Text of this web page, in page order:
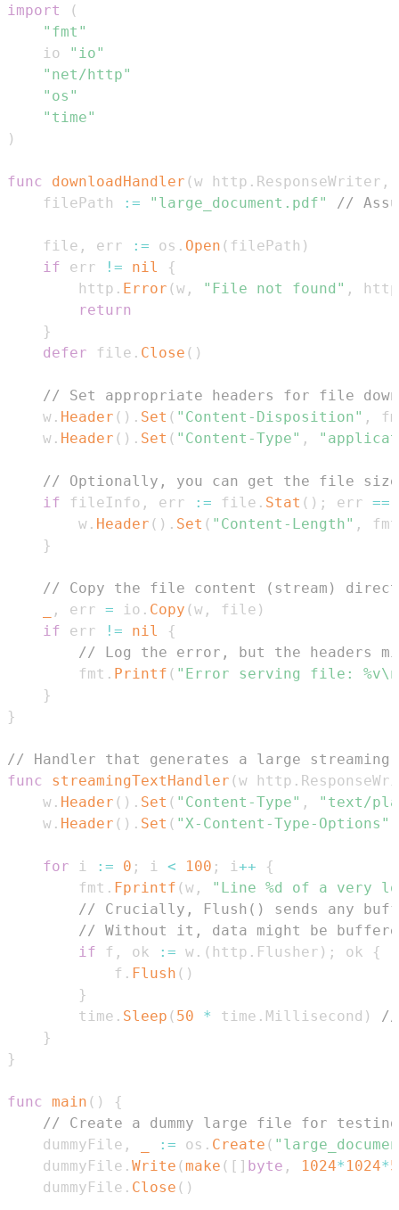
import
(
"fmt"
	io
"io"
"net/http"
"os"
"time"
)
func downloadHandler (w http . ResponseWriter ,
	filePath
:= "large_document.pdf" //
	file
, err := os . Open ( filePath )
if err != nil
{
		http
. Error (w , "File not found" ,
http
return
}
defer file . Close ( )
// Set appropriate headers for file
	w
. Header ( ) . Set ( "Content-Disposition" ,
	w
. Header ( ) . Set ( "Content-Type" ,
// Optionally, you can get the file size
if fileInfo , err := file . Stat ( ) ; err ==
		w
. Header ( ) . Set ( "Content-Length" ,
fmt
}
// Copy the file content (stream)
, err = io . Copy (w , file )
if err != nil
{
// Log the error, but the headers
		fmt
. Printf ( "Error serving file:
}
}
// Handler that generates a large streaming
func
streamingTextHandler (w http .
	w
. Header ( ) . Set ( "Content-Type" ,
"text/
	w
. Header ( ) . Set ( "X-Content-Type-Options"
for i := 0 ; i < 100 ; i++
{
		fmt
. Fprintf (w ,
"Line %d of a very
// Crucially, Flush() sends any
// Without it, data might be
if f , ok := w . ( http . Flusher ) ; ok
{
			f
. Flush ( )
}
		time
. Sleep ( 50 * time . Millisecond )
//
}
}
func main ( )
{
// Create a dummy large file for testing
	dummyFile
, := os . Create (
	dummyFile
. Write (make ( [ ] byte , 1024* 1024*
	dummyFile
. Close ( )